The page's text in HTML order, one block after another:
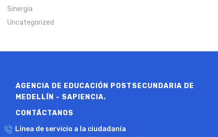
Sinergia
Uncategorized
AGENCIA DE EDUCACIÓN POSTSECUNDARIA DE
MEDELLÍN - SAPIENCIA.
CONTÁCTANOS
Línea de servicio a la ciudadanía